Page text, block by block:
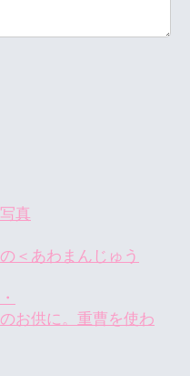
真
＜あわまんじゅう
お供に。重曹を使わ